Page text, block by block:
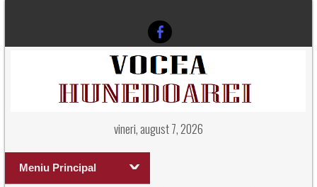
vineri, august 7, 2026
Meniu Principal